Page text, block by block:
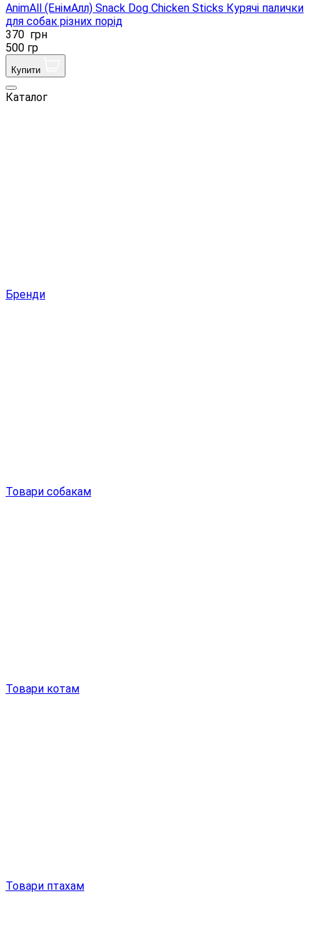
AnimAll (ЕнімАлл) Snack Dog Chicken Sticks Курячі палички
для собак різних порід
370 грн
500 гр
Купити
Каталог
Бренди
Товари собакам
Товари котам
Товари птахам